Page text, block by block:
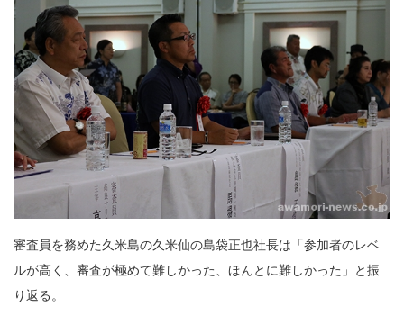
審査員を務めた久米島の久米仙の島袋正也社長は「参加者のレベ
ルが高く、審査が極めて難しかった、ほんとに難しかった」と振
り返る。